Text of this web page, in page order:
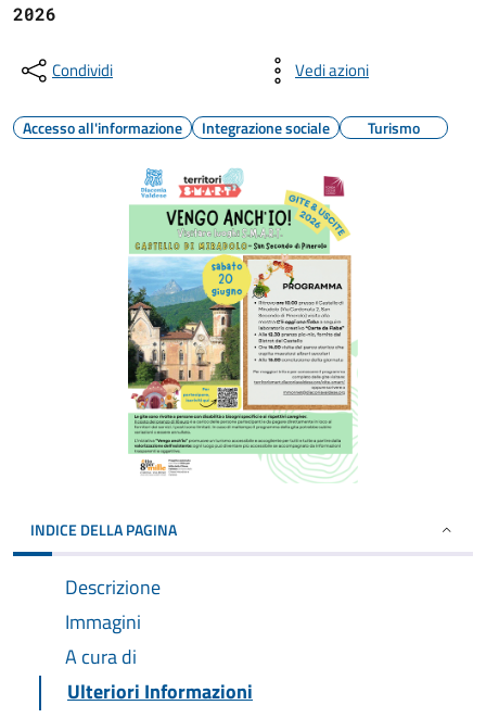
2026
Condividi Vedi azioni
Accesso all'informazione Integrazione sociale Turismo
INDICE DELLA PAGINA
Descrizione
Immagini
A cura di
Ulteriori Informazioni